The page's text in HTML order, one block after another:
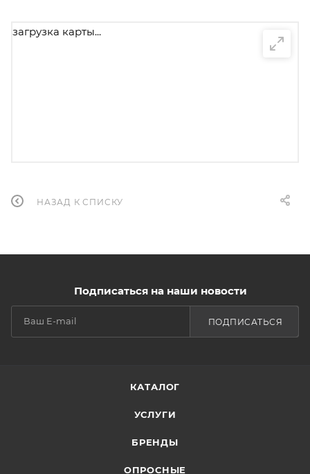
загрузка карты...
НАЗАД К СПИСКУ
Подписаться на наши новости
ПОДПИСАТЬСЯ
КАТАЛОГ
УСЛУГИ
БРЕНДЫ
ОПРОСНЫЕ